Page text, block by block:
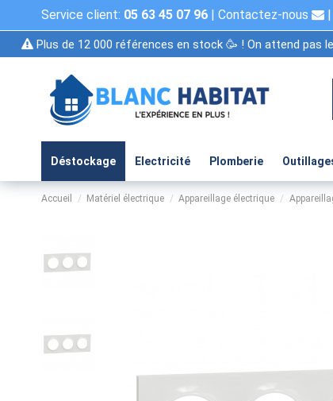
Service client: 05 63 45 07 96 | Contactez-nous |
Plus de 12 000 références en stock 🥳 ! On attend pas
Déstockage Electricité Plomberie
Accueil Matériel électrique Appareillage électrique